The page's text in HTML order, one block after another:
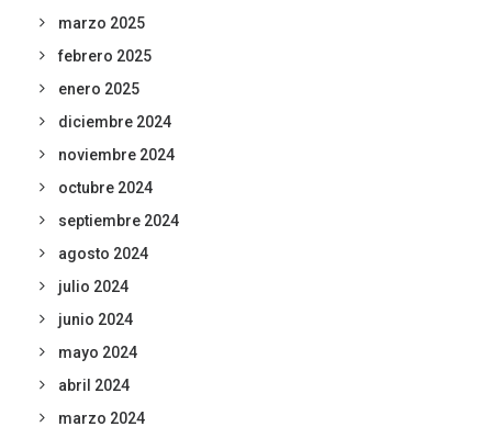
marzo 2025
febrero 2025
enero 2025
diciembre 2024
noviembre 2024
octubre 2024
septiembre 2024
agosto 2024
julio 2024
junio 2024
mayo 2024
abril 2024
marzo 2024